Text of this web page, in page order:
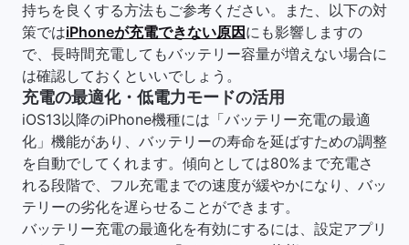
持ちを良くする方法もご参考ください。また、以下の対
策ではiPhoneが充電できない原因 にも影響しますの
で、長時間充電してもバッテリー容量が増えない場合に
は確認しておくといいでしょう。
充電の最適化・低電力モードの活用
iOS13以降のiPhone機種には「バッテリー充電の最適
化」機能があり、バッテリーの寿命を延ばすための調整
を自動でしてくれます。傾向としては80%まで充電さ
れる段階で、フル充電までの速度が緩やかになり、バッ
テリーの劣化を遅らせることができます。
バッテリー充電の最適化を有効にするには、設定アプリ